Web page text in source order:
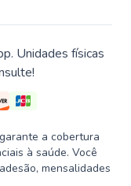
Unidades físicas
a cobertura
à saúde. Você
mensalidades